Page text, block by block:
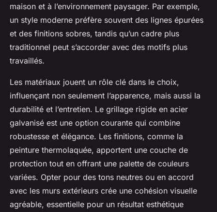
maison et à l’environnement paysager. Par exemple,
un style moderne préfère souvent des lignes épurées
et des finitions sobres, tandis qu’un cadre plus
traditionnel peut s’accorder avec des motifs plus
travaillés.
Les matériaux jouent un rôle clé dans le choix,
influençant non seulement l’apparence, mais aussi la
durabilité et l’entretien. Le grillage rigide en acier
galvanisé est une option courante qui combine
robustesse et élégance. Les finitions, comme la
peinture thermolaquée, apportent une couche de
protection tout en offrant une palette de couleurs
variées. Opter pour des tons neutres ou en accord
avec les murs extérieurs crée une cohésion visuelle
agréable, essentielle pour un résultat esthétique